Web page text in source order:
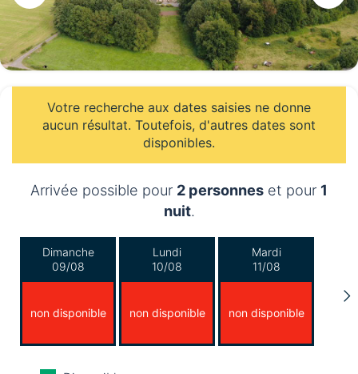
Votre recherche aux dates saisies ne donne
aucun résultat. Toutefois, d'autres dates sont
disponibles.
Arrivée possible pour 2 personnes et pour 1
nuit.
Dimanche
09/08
non disponible
Lundi
10/08
non disponible
Mardi
11/08
non disponible
Mercredi